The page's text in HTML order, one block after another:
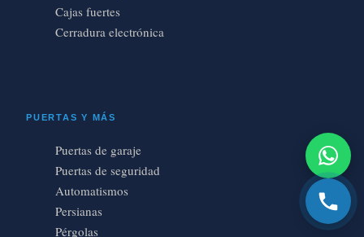
Cajas fuertes
Cerradura electrónica
PUERTAS Y MÁS
Puertas de garaje
Puertas de seguridad
Automatismos
Persianas
Pérgolas